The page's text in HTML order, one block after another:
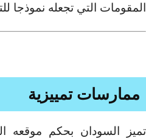
المقومات التي تجعله نموذجا
ممارسات تمييزية
تميز السودان بحكم موقعه